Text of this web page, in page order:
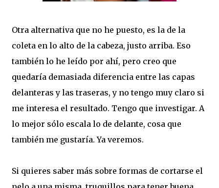
Otra alternativa que no he puesto, es la de la
coleta en lo alto de la cabeza, justo arriba. Eso
también lo he leído por ahí, pero creo que
quedaría demasiada diferencia entre las capas
delanteras y las traseras, y no tengo muy claro si
me interesa el resultado. Tengo que investigar. A
lo mejor sólo escala lo de delante, cosa que
también me gustaría. Ya veremos.
Si quieres saber más sobre formas de cortarse el